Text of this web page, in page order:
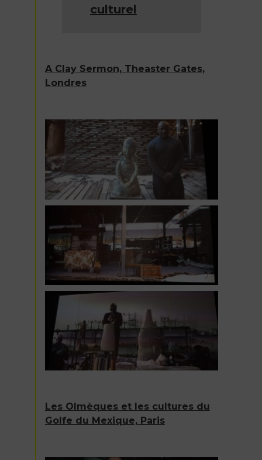
culturel
A Clay Sermon, Theaster Gates,
Londres
Les Olmèques et les cultures du
Golfe du Mexique, Paris